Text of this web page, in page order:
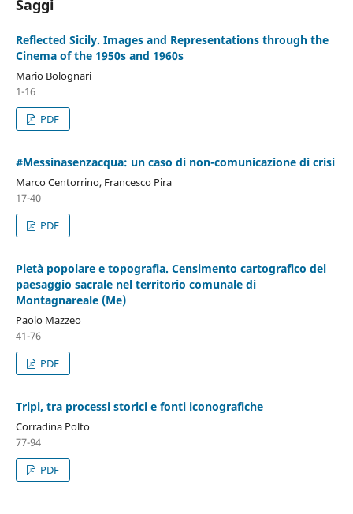
Saggi
Reflected Sicily. Images and Representations through the
Cinema of the 1950s and 1960s
Mario Bolognari
1-16
PDF
#Messinasenzacqua: un caso di non-comunicazione di crisi
Marco Centorrino, Francesco Pira
17-40
PDF
Pietà popolare e topografia. Censimento cartografico del
paesaggio sacrale nel territorio comunale di
Montagnareale (Me)
Paolo Mazzeo
41-76
PDF
Tripi, tra processi storici e fonti iconografiche
Corradina Polto
77-94
PDF